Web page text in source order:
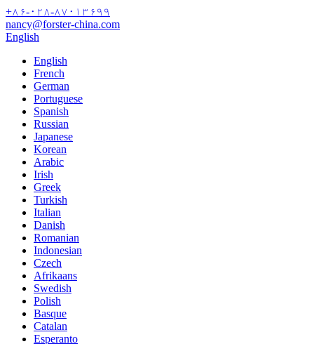
+۸۶-۰۲۸-۸۷۰۱۳۶۹۹
nancy@forster-china.com
English
English
French
German
Portuguese
Spanish
Russian
Japanese
Korean
Arabic
Irish
Greek
Turkish
Italian
Danish
Romanian
Indonesian
Czech
Afrikaans
Swedish
Polish
Basque
Catalan
Esperanto